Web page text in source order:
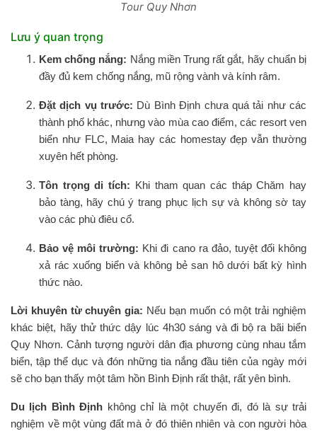
Tour Quy Nhơn
Lưu ý quan trọng
Kem chống nắng: Nắng miền Trung rất gắt, hãy chuẩn bị
đầy đủ kem chống nắng, mũ rộng vành và kính râm.
Đặt dịch vụ trước: Dù Bình Định chưa quá tải như các
thành phố khác, nhưng vào mùa cao điểm, các resort ven
biển như FLC, Maia hay các homestay đẹp vẫn thường
xuyên hết phòng.
Tôn trọng di tích: Khi tham quan các tháp Chăm hay
bảo tàng, hãy chú ý trang phục lịch sự và không sờ tay
vào các phù điêu cổ.
Bảo vệ môi trường: Khi đi cano ra đảo, tuyệt đối không
xả rác xuống biển và không bẻ san hô dưới bất kỳ hình
thức nào.
Lời khuyên từ chuyên gia: Nếu bạn muốn có một trải nghiệm
khác biệt, hãy thử thức dậy lúc 4h30 sáng và đi bộ ra bãi biển
Quy Nhơn. Cảnh tượng người dân địa phương cùng nhau tắm
biển, tập thể dục và đón những tia nắng đầu tiên của ngày mới
sẽ cho bạn thấy một tâm hồn Bình Định rất thật, rất yên bình.
Du lịch Bình Định không chỉ là một chuyến đi, đó là sự trải
nghiệm về một vùng đất mà ở đó thiên nhiên và con người hòa